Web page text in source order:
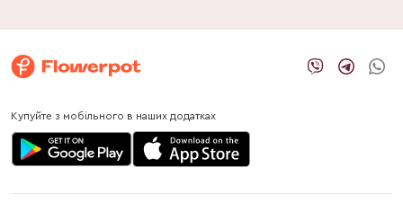
Купуйте з мобільного в наших додатках